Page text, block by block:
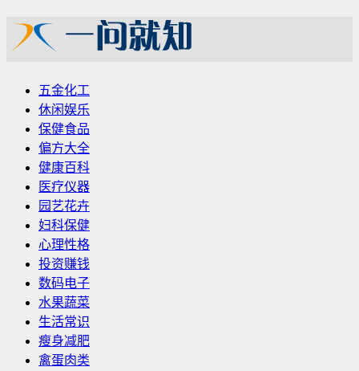
五金化工
休闲娱乐
保健食品
偏方大全
健康百科
医疗仪器
园艺花卉
妇科保健
心理性格
投资赚钱
数码电子
水果蔬菜
生活常识
瘦身减肥
禽蛋肉类